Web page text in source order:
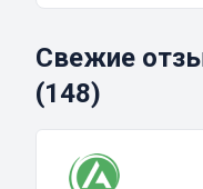
Свежие
(148)